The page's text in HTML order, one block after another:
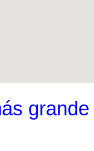
grande